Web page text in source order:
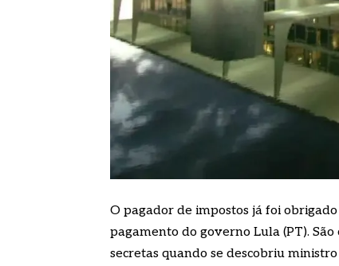
O pagador de impostos já foi
pagamento do governo Lula (PT).
secretas quando se descobriu